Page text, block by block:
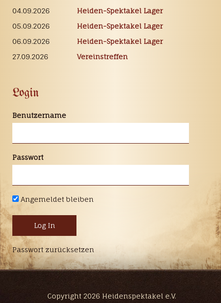
04.09.2026
Heiden-Spektakel Lager
05.09.2026
Heiden-Spektakel Lager
06.09.2026
Heiden-Spektakel Lager
27.09.2026
Vereinstreffen
Login
Benutzername
Passwort
Angemeldet bleiben
Passwort zurücksetzen
Copyright 2026 Heidenspektakel e.V.